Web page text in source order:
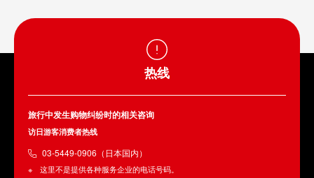
热线
旅行中发生购物纠纷时的相关咨询
访日游客消费者热线
03-5449-0906（日本国内）
这里不是提供各种服务企业的电话号码。